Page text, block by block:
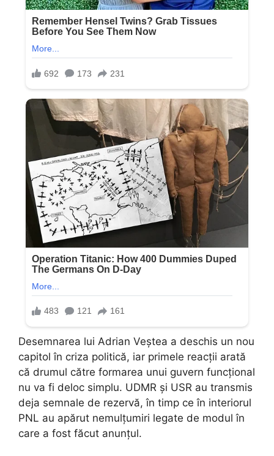
Desemnarea lui Adrian Veștea a deschis un nou
capitol în criza politică, iar primele reacții arată
că drumul către formarea unui guvern funcțional
nu va fi deloc simplu. UDMR și USR au transmis
deja semnale de rezervă, în timp ce în interiorul
PNL au apărut nemulțumiri legate de modul în
care a fost făcut anunțul.